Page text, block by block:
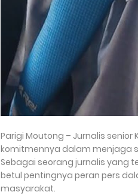
Parigi Moutong – Jurnalis
komitmennya dalam menjaga
Sebagai seorang jurnalis yang
betul pentingnya peran pers
masyarakat.